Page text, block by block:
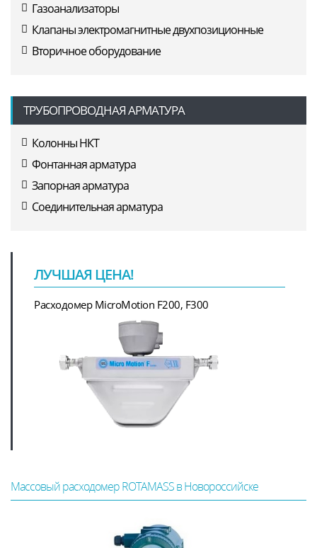
Газоанализаторы
Клапаны электромагнитные двухпозиционные
Вторичное оборудование
ТРУБОПРОВОДНАЯ АРМАТУРА
Колонны НКТ
Фонтанная арматура
Запорная арматура
Соединительная арматура
ЛУЧШАЯ ЦЕНА!
Расходомер MicroMotion F200, F300
Массовый расходомер ROTAMASS в Новороссийске